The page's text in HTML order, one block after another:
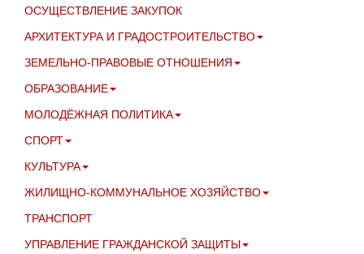
ОСУЩЕСТВЛЕНИЕ ЗАКУПОК
АРХИТЕКТУРА И ГРАДОСТРОИТЕЛЬСТВО
ЗЕМЕЛЬНО-ПРАВОВЫЕ ОТНОШЕНИЯ
ОБРАЗОВАНИЕ
МОЛОДЁЖНАЯ ПОЛИТИКА
СПОРТ
КУЛЬТУРА
ЖИЛИЩНО-КОММУНАЛЬНОЕ ХОЗЯЙСТВО
ТРАНСПОРТ
УПРАВЛЕНИЕ ГРАЖДАНСКОЙ ЗАЩИТЫ